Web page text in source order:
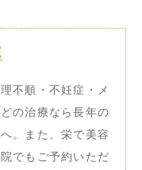
不順・不妊症・メ
の治療なら長年の
。また、栄で美容
でもご予約いただ